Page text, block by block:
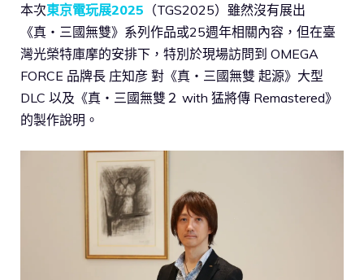
本次東京電玩展2025 （TGS2025）雖然沒有展出
《真・三國無雙》系列作品或25週年相關內容，但在臺
灣光榮特庫摩的安排下，特別於現場訪問到 OMEGA
FORCE 品牌長 庄知彦 對《真・三國無雙 起源》大型
DLC 以及《真・三國無雙２ with 猛將傳 Remastered》
的製作說明。